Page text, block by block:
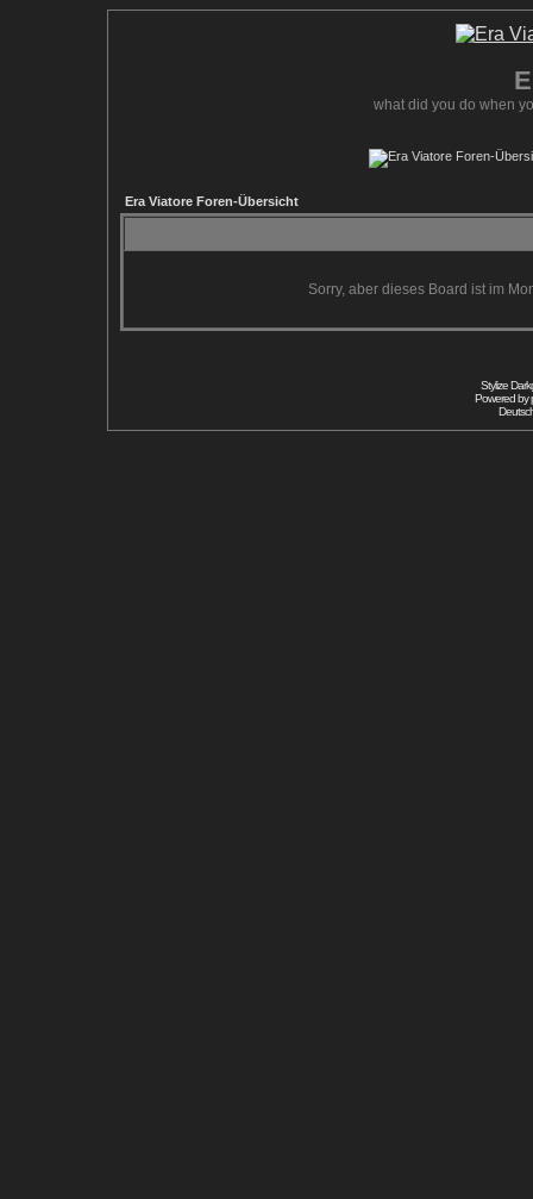
what did you do when
Era Viatore Foren-Übersicht
Sorry, aber dieses Board ist im
Stylize
Powered by